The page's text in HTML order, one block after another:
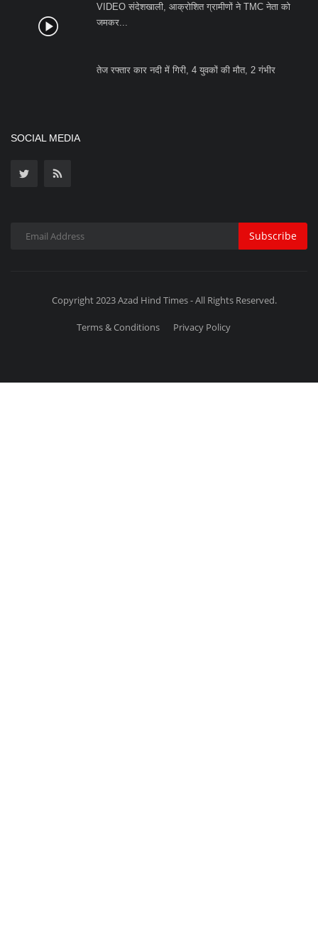
VIDEO संदेशखाली, आक्रोशित ग्रामीणों ने TMC नेता को
जमकर...
तेज रफ्तार कार नदी में गिरी, 4 युवकों की मौत, 2 गंभीर
SOCIAL MEDIA
Subscribe
Copyright 2023 Azad Hind Times - All Rights Reserved.
Terms & Conditions Privacy Policy